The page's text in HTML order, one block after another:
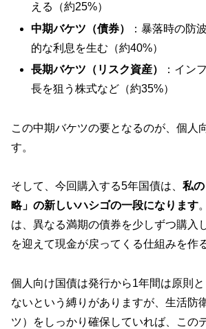
える（約25%）
中期バケツ（債券）
：暴落時の防
的な利息を生む（約40%）
長期バケツ（リスク資産）
：イン
長を狙う株式など（約35%）
この中期バケツの要となるのが、個人
す。
そして、今回購入する5年国債は、 私
略」の新しいハシゴの一段になります
は、異なる満期の債券を少しずつ購入
を迎えて現金が戻ってくる仕組みを作
個人向け国債は発行から1年間は原則
ないという縛りがありますが、生活防
ツ）をしっかり確保していれば、この